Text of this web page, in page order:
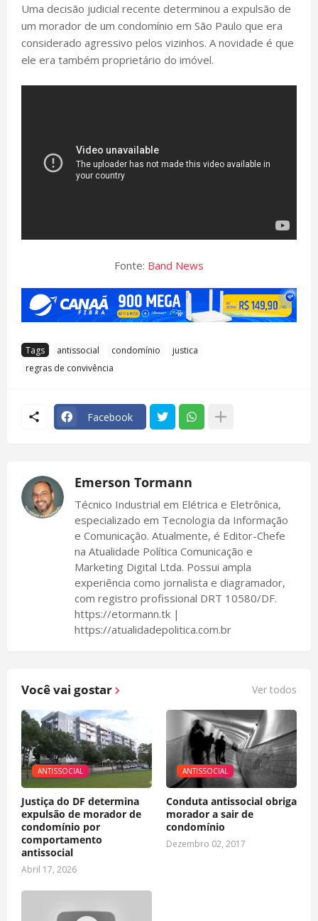
Uma decisão judicial recente determinou a expulsão de
um morador de um condomínio em São Paulo que era
considerado agressivo pelos vizinhos. A novidade é que
ele era também proprietário do imóvel.
Fonte: Band News
Tags antissocial condomínio
justica
regras de convivência
Facebook
Emerson Tormann
Técnico Industrial em Elétrica e Eletrônica,
especializado em Tecnologia da Informação
e Comunicação. Atualmente, é Editor-Chefe
na Atualidade Política Comunicação e
Marketing Digital Ltda. Possui ampla
experiência como jornalista e diagramador,
com registro profissional DRT 10580/DF.
https://etormann.tk |
https://atualidadepolitica.com.br
Você vai gostar Ver todos
ANTISSOCIAL
Justiça do DF determina
expulsão de morador de
condomínio por
comportamento
antissocial
Abril 17, 2026
ANTISSOCIAL
Conduta antissocial obriga
morador a sair de
condomínio
Dezembro 02, 2017